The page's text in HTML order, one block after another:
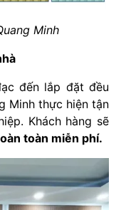
Minh
đến lắp đặt đều
Minh thực hiện tận
Khách hàng sẽ
toàn miễn phí.